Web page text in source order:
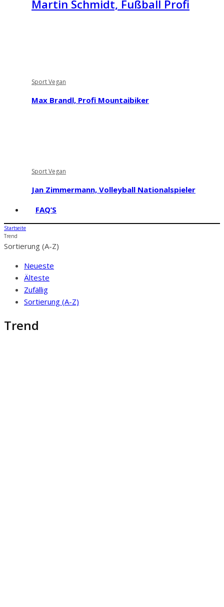
Martin Schmidt, Fußball Profi
Sport Vegan
Max Brandl, Profi Mountaibiker
Sport Vegan
Jan Zimmermann, Volleyball Nationalspieler
FAQ’S
Startseite
Trend
Sortierung (A-Z)
Neueste
Älteste
Zufällig
Sortierung (A-Z)
Trend